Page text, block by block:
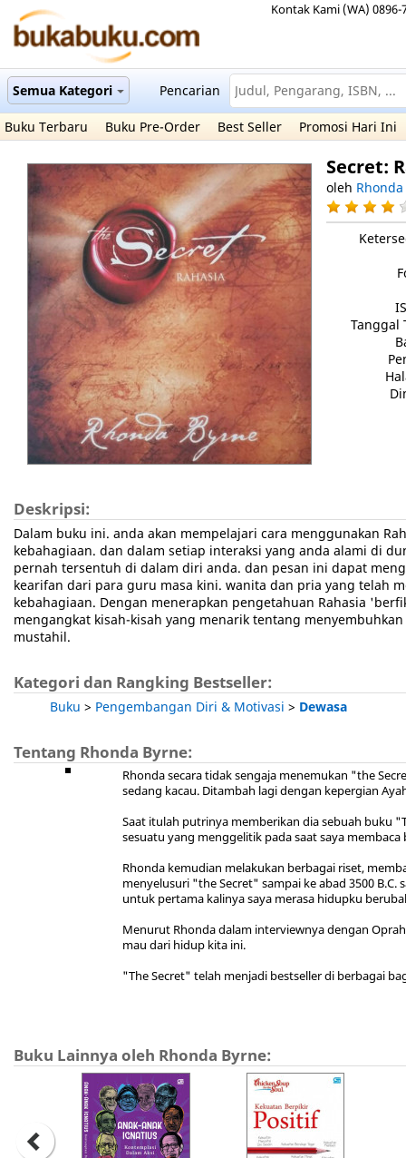
Kontak Kami (WA) 0896-
Semua Kategori Pencarian
Buku Terbaru Buku Pre-Order Best Seller Promosi Hari Ini
Secret:
oleh
Tanggal
Deskripsi:
Dalam buku ini. anda akan mempelajari cara menggunakan
kebahagiaan. dan dalam setiap interaksi yang anda alami di
pernah tersentuh di dalam diri anda. dan pesan ini dapat
kearifan dari para guru masa kini. wanita dan pria yang telah
kebahagiaan. Dengan menerapkan pengetahuan Rahasia
mengangkat kisah-kisah yang menarik tentang
mustahil.
Kategori dan Rangking Bestseller:
Buku > Pengembangan Diri & Motivasi > Dewasa
Tentang Rhonda Byrne:
Rhonda secara tidak sengaja menemukan "the
sedang kacau. Ditambah lagi dengan kepergian
Saat itulah putrinya memberikan dia sebuah buku
sesuatu yang menggelitik pada saat saya
Rhonda kemudian melakukan berbagai riset,
menyelusuri "the Secret" sampai ke abad 3500
untuk pertama kalinya saya merasa hidupku
Menurut Rhonda dalam interviewnya dengan
mau dari hidup kita ini.
"The Secret" telah menjadi bestseller di berbagai
Buku Lainnya oleh Rhonda Byrne: